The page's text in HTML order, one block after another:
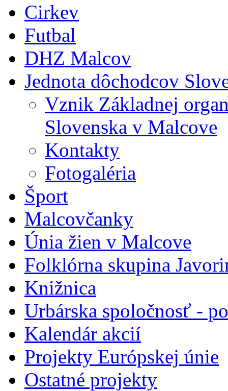
Cirkev
Futbal
DHZ Malcov
Jednota dôchodcov
Vznik Základnej
Slovenska v Malcove
Kontakty
Fotogaléria
Šport
Malcovčanky
Únia žien v Malcove
Folklórna skupina
Knižnica
Urbárska spoločnosť -
Kalendár akcií
Projekty Európskej únie
Ostatné projekty